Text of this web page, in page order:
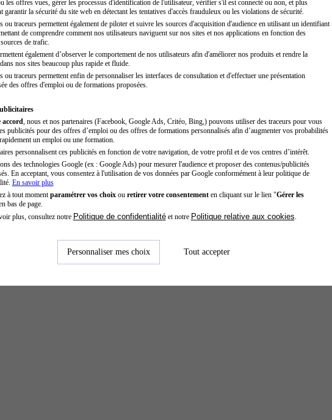
les offres vues, gérer les processus d'identification de l'utilisateur, vérifier s'il est connecté ou non, et plus
garantir la sécurité du site web en détectant les tentatives d'accès frauduleux ou les violations de sécurité.
ou traceurs permettent également de piloter et suivre les sources d'acquisition d'audience en utilisant un identifiant
de comprendre comment nos utilisateurs naviguent sur nos sites et nos applications en fonction des
de trafic.
également d’observer le comportement de nos utilisateurs afin d'améliorer nos produits et rendre la
nos sites beaucoup plus rapide et fluide.
ou traceurs permettent enfin de personnaliser les interfaces de consultation et d'effectuer une présentation
des offres d'emploi ou de formations proposées.
accord , nous et nos partenaires (Facebook, Google Ads, Critéo, Bing,) pouvons utiliser des traceurs pour vous
publicités pour des offres d’emploi ou des offres de formations personnalisés afin d’augmenter vos probabilités
un emploi ou une formation.
personnalisent ces publicités en fonction de votre navigation, de votre profil et de vos centres d’intérêt.
des technologies Google (ex : Google Ads) pour mesurer l'audience et proposer des contenus/publicités
En acceptant, vous consentez à l'utilisation de vos données par Google conformément à leur politique de
En savoir plus
à tout moment paramétrer vos choixou retirer votre consentementen cliquant sur le lien "Gérer les
bas de page.
plus, consultez notre Politique de confidentialitéet notre Politique relative aux cookies
Personnaliser mes choix Tout accepter